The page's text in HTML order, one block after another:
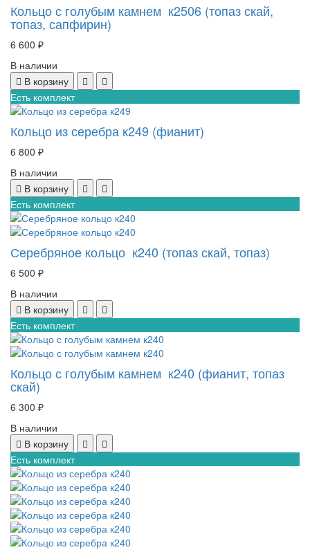
Кольцо с голубым камнем к2506 (топаз скай,
топаз, сапфирин)
6 600 ₽
В наличии
В корзину
Есть комплект
Кольцо из серебра к249 (фианит)
6 800 ₽
В наличии
В корзину
Есть комплект
Серебряное кольцо к240 (топаз скай, топаз)
6 500 ₽
В наличии
В корзину
Есть комплект
Кольцо с голубым камнем к240 (фианит, топаз
скай)
6 300 ₽
В наличии
В корзину
Есть комплект